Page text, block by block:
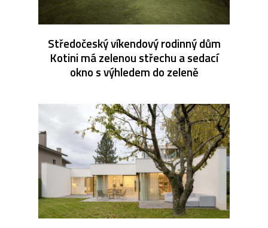
Středočeský víkendový rodinný dům
Kotini má zelenou střechu a sedací
okno s výhledem do zeleně